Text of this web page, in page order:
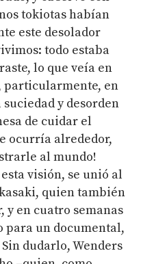
tokiotas habían
este desolador
todo estaba
lo que veía en
particularmente, en
y desorden
de cuidar el
ocurría alrededor,
al mundo!
visión, se unió al
quien también
y en cuatro semanas
un documental,
dudarlo, Wenders